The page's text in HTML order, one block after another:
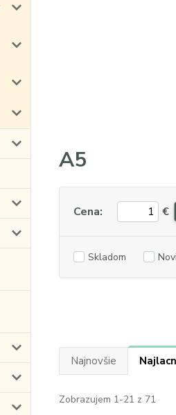
A5
Cena: €
Skladom
Najnovšie
Zobrazujem 1-21 z 71